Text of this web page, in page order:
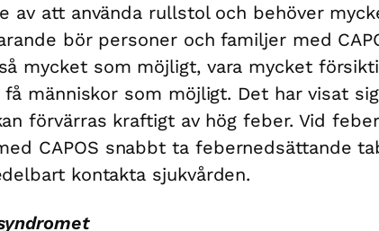
av att använda rullstol och behöver
bör personer och familjer med
mycket som möjligt, vara mycket
människor som möjligt. Det har visat
förvärras kraftigt av hög feber. Vid
CAPOS snabbt ta febernedsättande
kontakta sjukvården.